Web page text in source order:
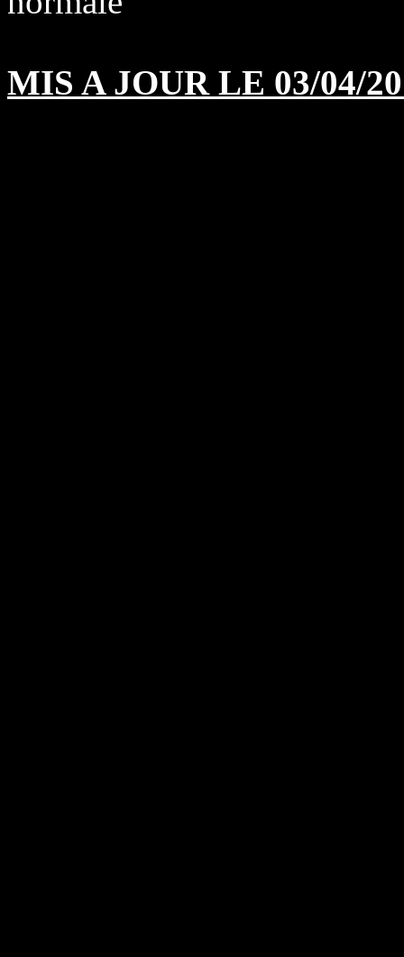
MIS A JOUR LE 03/04/